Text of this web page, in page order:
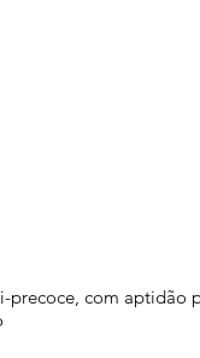
precoce, com aptidão